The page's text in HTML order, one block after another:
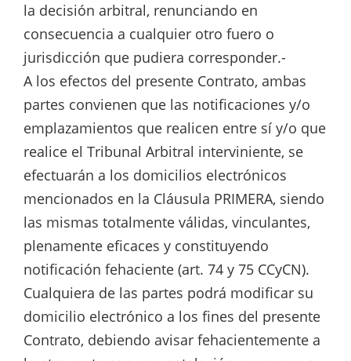
la decisión arbitral, renunciando en
consecuencia a cualquier otro fuero o
jurisdicción que pudiera corresponder.-
A los efectos del presente Contrato, ambas
partes convienen que las notificaciones y/o
emplazamientos que realicen entre sí y/o que
realice el Tribunal Arbitral interviniente, se
efectuarán a los domicilios electrónicos
mencionados en la Cláusula PRIMERA, siendo
las mismas totalmente válidas, vinculantes,
plenamente eficaces y constituyendo
notificación fehaciente (art. 74 y 75 CCyCN).
Cualquiera de las partes podrá modificar su
domicilio electrónico a los fines del presente
Contrato, debiendo avisar fehacientemente a